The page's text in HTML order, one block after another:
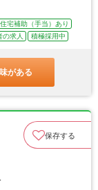
住宅補助（手当）あり
の求人 積極採用中
がある
保存する